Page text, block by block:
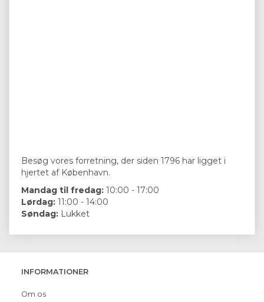
Besøg vores forretning, der siden 1796 har ligget i
hjertet af København.
Mandag til fredag: 10:00 - 17:00
Lørdag: 11:00 - 14:00
Søndag: Lukket
INFORMATIONER
Om os